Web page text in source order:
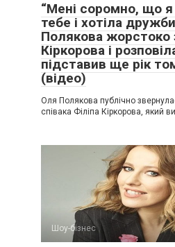
“Мені соромно, що я
тебе і хотіла
Полякова жорстоко
Кіркорова і
підставив ще рік
(відео)
Оля Полякова публічно
співака Філіпа Кіркорова, який
Шоу-бізнес